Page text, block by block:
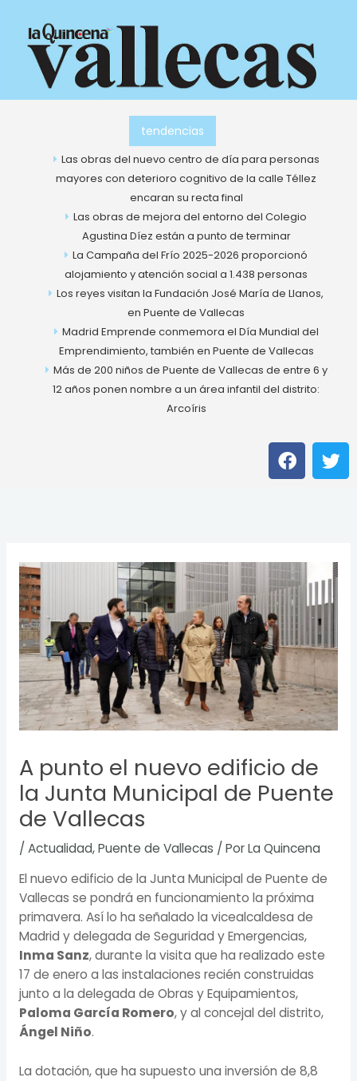
contenido
tendencias
Las obras del nuevo centro de día para personas
mayores con deterioro cognitivo de la calle Téllez
encaran su recta final
Las obras de mejora del entorno del Colegio
Agustina Díez están a punto de terminar
La Campaña del Frío 2025-2026 proporcionó
alojamiento y atención social a 1.438 personas
Los reyes visitan la Fundación José María de Llanos,
en Puente de Vallecas
Madrid Emprende conmemora el Día Mundial del
Emprendimiento, también en Puente de Vallecas
Más de 200 niños de Puente de Vallecas de entre 6 y
12 años ponen nombre a un área infantil del distrito:
Arcoíris
F
a
c
o
k
T
w
i
r
A punto el nuevo edificio de
la Junta Municipal de Puente
de Vallecas
/ Actualidad,Puente de Vallecas / PorLa Quincena
El nuevo edificio de la Junta Municipal de Puente de
Vallecas se pondrá en funcionamiento la próxima
primavera. Así lo ha señalado la vicealcaldesa de
Madrid y delegada de Seguridad y Emergencias,
Inma Sanz, durante la visita que ha realizado este
17 de enero a las instalaciones recién construidas
junto a la delegada de Obras y Equipamientos,
Paloma García Romero, y al concejal del distrito,
Ángel Niño.
La dotación, que ha supuesto una inversión de 8,8